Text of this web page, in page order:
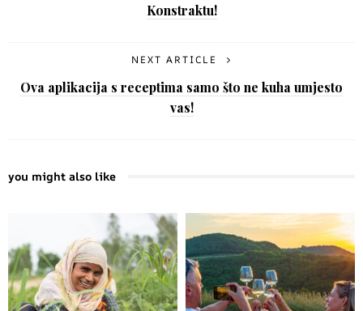
Konstraktu!
NEXT ARTICLE
Ova aplikacija s receptima samo što ne kuha umjesto
vas!
you might also like